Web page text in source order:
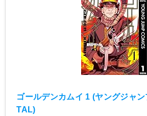
ゴールデンカムイ 1 (ヤングジャン
TAL)